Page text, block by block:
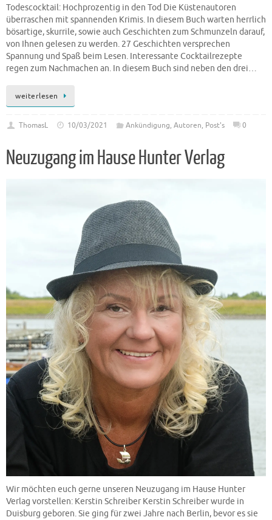
Todescocktail: Hochprozentig in den Tod Die Küstenautoren
überraschen mit spannenden Krimis. In diesem Buch warten herrlich
bösartige, skurrile, sowie auch Geschichten zum Schmunzeln darauf,
von Ihnen gelesen zu werden. 27 Geschichten versprechen
Spannung und Spaß beim Lesen. Interessante Cocktailrezepte
regen zum Nachmachen an. In diesem Buch sind neben den drei…
weiterlesen
ThomasL 10/03/2021 Ankündigung, Autoren, Post's 0
Neuzugang im Hause Hunter Verlag
Wir möchten euch gerne unseren Neuzugang im Hause Hunter
Verlag vorstellen: Kerstin Schreiber Kerstin Schreiber wurde in
Duisburg geboren. Sie ging für zwei Jahre nach Berlin, bevor es sie